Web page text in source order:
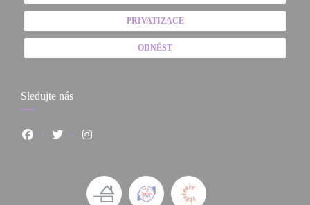
PRIVATIZACE
ODNÉST
Sledujte nás
Facebook ((otevře se v novém okně))
Twitter ((otevře se v novém okně))
Instagram ((otevře se v novém okně))